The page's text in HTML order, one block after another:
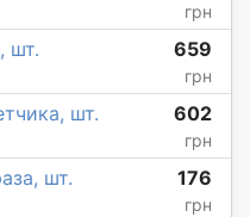
грн
шт. 659
грн
шт. 602
грн
шт. 176
грн